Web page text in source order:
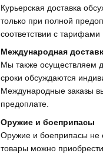
Курьерская доставка
только при полной
соответствии с тарифами
Международная
Мы также осуществляем
сроки обсуждаются
Международные заказы
предоплате.
Оружие и боеприпасы
Оружие и боеприпасы не
товары можно